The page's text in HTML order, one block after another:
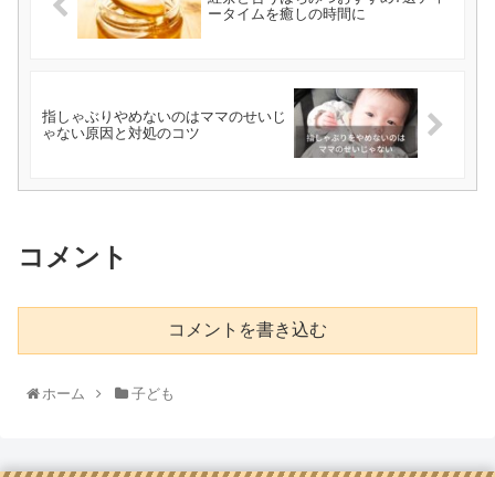
ータイムを癒しの時間に
指しゃぶりやめないのはママのせいじ
ゃない原因と対処のコツ
コメント
コメントを書き込む
ホーム 子ども